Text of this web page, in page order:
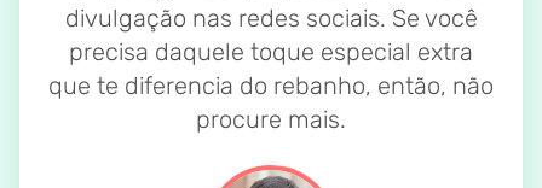
divulgação nas redes sociais. Se você
precisa daquele toque especial extra
que te diferencia do rebanho, então, não
procure mais.